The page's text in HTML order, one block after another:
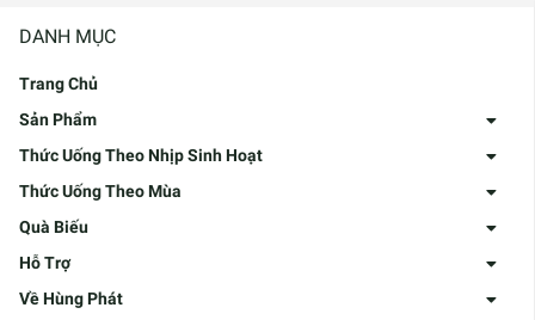
DANH MỤC
Trang Chủ
Sản Phẩm
Thức Uống Theo Nhịp Sinh Hoạt
Thức Uống Theo Mùa
Quà Biếu
Hỗ Trợ
Về Hùng Phát